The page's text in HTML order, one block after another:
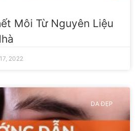
Môi Từ Nguyên Liệu
2022
DA ĐẸP